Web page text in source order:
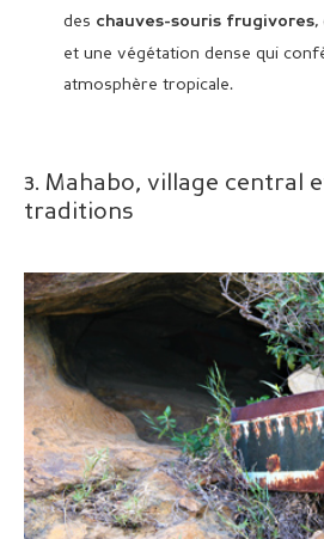
des chauves-souris frugivores,
et une végétation dense qui
atmosphère tropicale.
3. Mahabo, village central
traditions